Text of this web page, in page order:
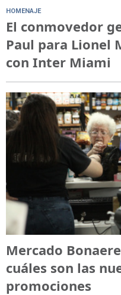
HOMENAJE
El conmovedor
Paul para Lionel
con Inter Miami
Mercado
cuáles son las
promociones